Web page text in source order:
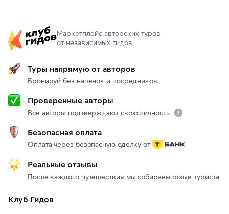
Маркетплейс авторских туров
от независимых гидов
Туры напрямую от авторов
Бронируй без наценок и посредников
Проверенные авторы
Все авторы подтверждают свою личность
Безопасная оплата
Оплата через безопасную сделку от
Реальные отзывы
После каждого путешествия мы собираем отзыв туриста
Клуб Гидов